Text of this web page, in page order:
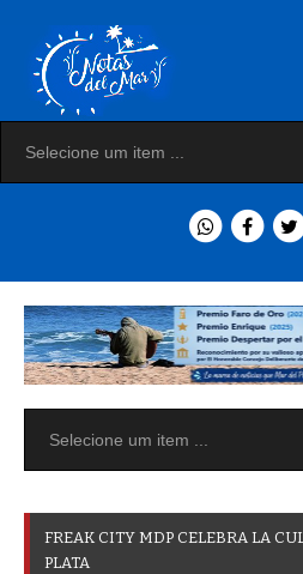
FREAK CITY MDP CELEBRA LA CUL
PLATA